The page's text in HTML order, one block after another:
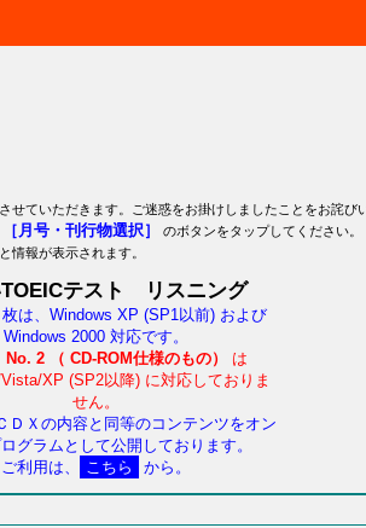
せていただきます。ご迷惑をお掛けしましたことをお詫び
［月号・刊行物選択］
のボタンをタップしてください。
情報が表示されます。
テスト リスニング
は、Windows XP (SP1以前) および
Windows 2000 対応です。
No. 2 （ CD-ROM仕様のもの）
は
XP (SP2以降) に対応しておりま
せん。
ＤＸの内容と同等のコンテンツをオン
グラムとして公開しております。
ご利用は、
こちら から。